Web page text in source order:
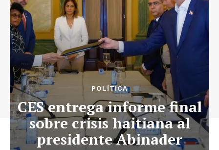
POLÍTICA
CES entrega informe final
sobre crisis haitiana al
presidente Abinader